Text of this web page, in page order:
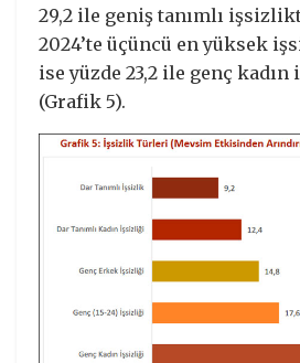
29,2 ile geniş tanımlı
2024’te üçüncü en yüksek
ise yüzde 23,2 ile genç
(Grafik 5).